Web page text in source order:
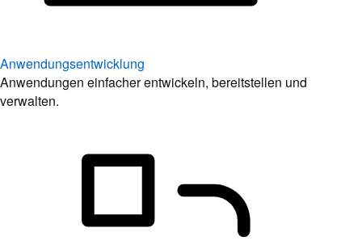
Anwendungsentwicklung
Anwendungen einfacher entwickeln, bereitstellen und
verwalten.